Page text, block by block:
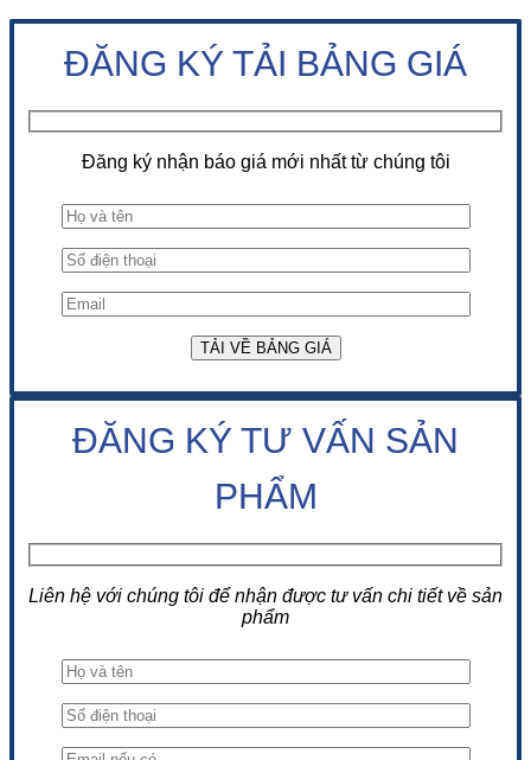
ĐĂNG KÝ TẢI BẢNG GIÁ
Đăng ký nhận báo giá mới nhất từ chúng tôi
ĐĂNG KÝ TƯ VẤN SẢN
PHẨM
Liên hệ với chúng tôi để nhận được tư vấn chi tiết về sản
phẩm